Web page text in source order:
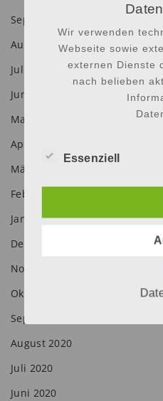
September 2021
August 2021
Juli 2021
Juni 2021
Mai 2021
April 2021
März 2021
Februar 2021
Januar 2021
Dezember 2020
November 2020
Oktober 2020
September 2020
August 2020
Juli 2020
Juni 2020
Wir verwenden
Webseite sowie
externen Dienste
nach belieben
Essenziell